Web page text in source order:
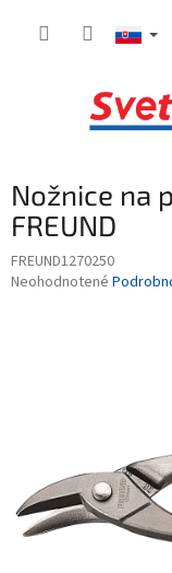
Nožnice na
FREUND
FREUND1270250
Priemerné
Neohodnotené